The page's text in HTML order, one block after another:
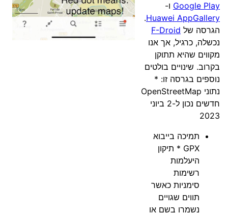
Google Play ו-
Huawei AppGallery
.
הגרסה של F-Droid
נכשלה, כרגיל, אך אנו
מקווים שהיא תתוקן
בקרוב. שינויים בולטים
נוספים בגרסה זו: *
נתוני OpenStreetMap
חדשים נכון ל-2 ביוני
2023
תמיכה בייבוא
GPX * תיקון
היעלמות
רשימות
סימניות כאשר
תווים שגויים
נשמרו בשם או